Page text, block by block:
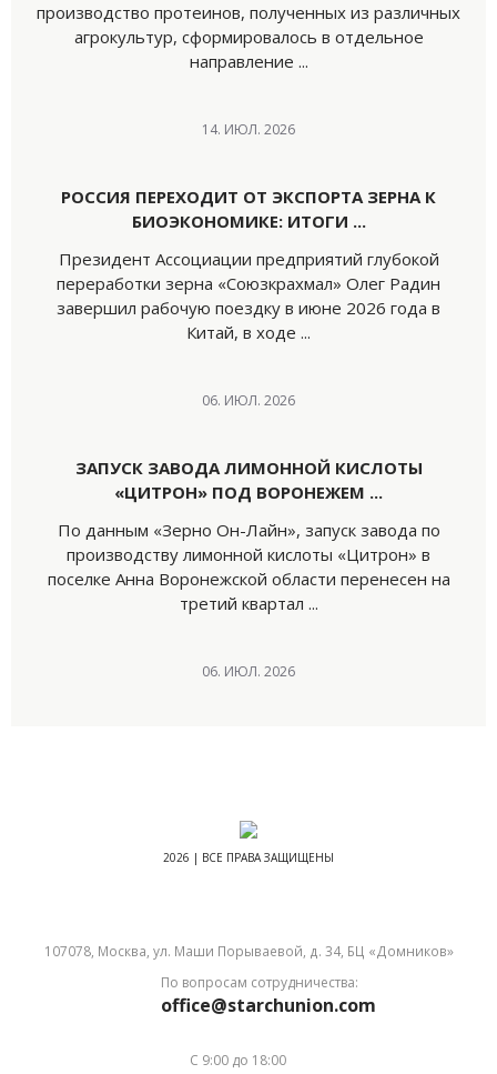
производство протеинов, полученных из различных
агрокультур, сформировалось в отдельное
направление ...
14. ИЮЛ. 2026
РОССИЯ ПЕРЕХОДИТ ОТ ЭКСПОРТА ЗЕРНА К
БИОЭКОНОМИКЕ: ИТОГИ ...
Президент Ассоциации предприятий глубокой
переработки зерна «Союзкрахмал» Олег Радин
завершил рабочую поездку в июне 2026 года в
Китай, в ходе ...
06. ИЮЛ. 2026
ЗАПУСК ЗАВОДА ЛИМОННОЙ КИСЛОТЫ
«ЦИТРОН» ПОД ВОРОНЕЖЕМ ...
По данным «Зерно Он-Лайн», запуск завода по
производству лимонной кислоты «Цитрон» в
поселке Анна Воронежской области перенесен на
третий квартал ...
06. ИЮЛ. 2026
2026 | ВСЕ ПРАВА ЗАЩИЩЕНЫ
107078, Москва, ул. Маши Порываевой, д. 34, БЦ «Домников»
По вопросам сотрудничества:
office@starchunion.com
С 9:00 до 18:00